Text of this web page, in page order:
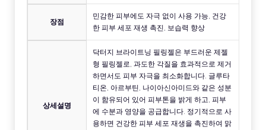
장점
민감한 피부에도 자극 없이 사용 가능, 건강
한 피부 세포 재생 촉진, 보습력 향상
상세설명
닥터지 브라이트닝 필링젤은 부드러운 제젤
형 필링젤로, 과도한 각질을 효과적으로 제거
하면서도 피부 자극을 최소화합니다. 글루타
티온, 아르부틴, 나이아신아미드와 같은 성분
이 함유되어 있어 피부톤을 밝게 하고, 피부
에 수분과 영양을 공급합니다. 정기적으로 사
용하면 건강한 피부 세포 재생을 촉진하여 맑